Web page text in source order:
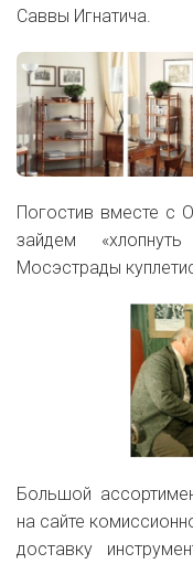
Саввы Игнатича.
Погостив вместе с
зайдем
Мосэстрады
Большой
на сайте
доставку